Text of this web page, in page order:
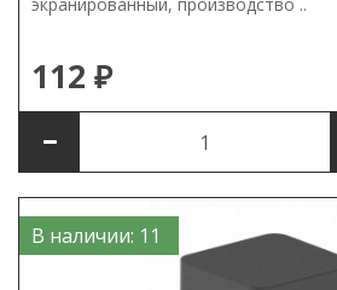
112 ₽
В наличии: 11